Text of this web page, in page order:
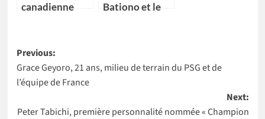
canadienne
(CIBC) nomme
Kikelomo
Lawal comme
Vice-
présidente
Bationo et le
l’Africa Food
Post
navigation
Previous:
Grace Geyoro, 21 ans, milieu de terrain du PSG et de
l’équipe de France
Next:
Peter Tabichi, première personnalité nommée « Champion